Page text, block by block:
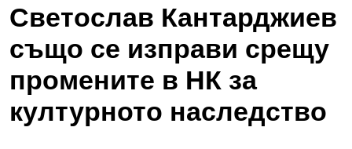
Светослав Кантарджиев
също се изправи срещу
промените в НК за
културното наследство